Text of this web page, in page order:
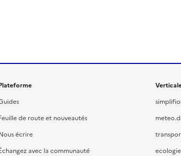
de route et nouveautés
écrire
avec la communauté